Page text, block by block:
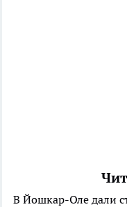
В Йошкар-Оле дали